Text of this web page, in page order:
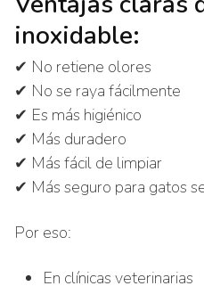
inoxidable:
✔ No retiene olores
✔ No se raya fácilmente
✔ Es más higiénico
✔ Más duradero
✔ Más fácil de limpiar
✔ Más seguro para gatos
Por eso:
En clínicas veterinarias